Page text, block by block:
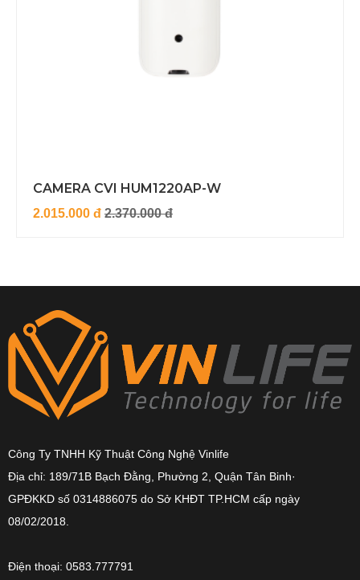
CAMERA CVI HUM1220AP-W
2.015.000 đ 2.370.000 đ
Công Ty TNHH Kỹ Thuật Công Nghệ Vinlife
Địa chỉ: 189/71B Bạch Đằng, Phường 2, Quận Tân Binh·
GPĐKKD số 0314886075 do Sở KHĐT TP.HCM cấp ngày
08/02/2018.
Điện thoại: 0583.777791